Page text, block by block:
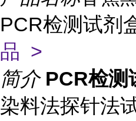
PCR检测试剂
品 >
简介 PCR检测
染料法探针法